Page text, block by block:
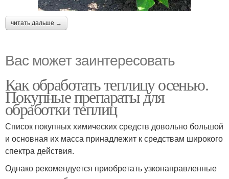
читать дальше →
Вас может заинтересовать
Как обработать теплицу осенью.
Покупные препараты для
обработки теплиц
Список покупных химических средств довольно большой
и основная их масса принадлежит к средствам широкого
спектра действия.
Однако рекомендуется приобретать узконаправленные